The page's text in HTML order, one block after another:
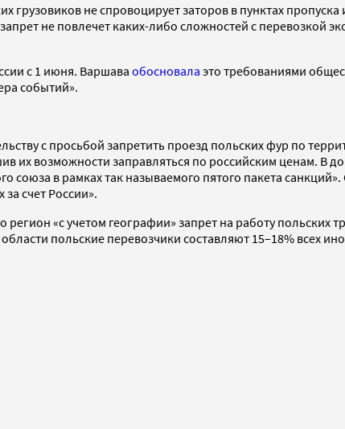
не спровоцирует заторов в пунктах
не повлечет каких-либо сложностей с перевозкой
с 1 июня. Варшава обосновала это требованиями
событий».
с просьбой запретить проезд польских фур по
их возможности заправляться по российским ценам. В
в рамках так называемого пятого пакета
счет России».
регион «с учетом географии» запрет на работу
польские перевозчики составляют 15–18% всех